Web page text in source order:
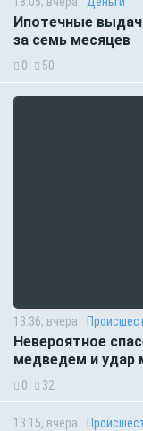
Ипотечные
за семь месяцев
0 50
13:36, вчера
Невероятное
медведем и удар
0 32
13:15, вчера